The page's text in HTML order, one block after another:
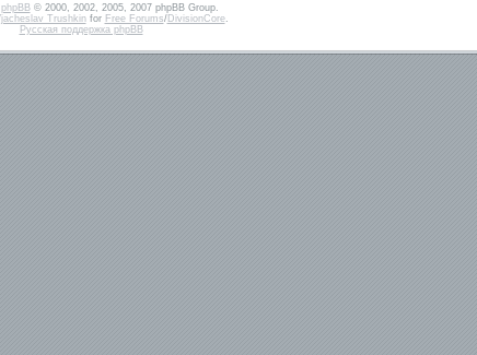
phpBB© 2000, 2002, 2005, 2007 phpBB Group.
Trushkinfor Free Forums/DivisionCore.
Русская поддержка phpBB